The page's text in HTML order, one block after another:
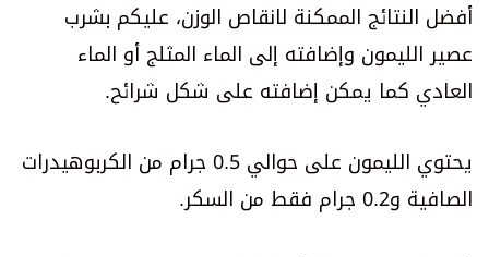
أفضل النتائج الممكنة لانقاص الوزن، عليكم بشرب
عصير الليمون وإضافته إلى الماء المثلج أو الماء
العادي كما يمكن إضافته على شكل شرائح.
يحتوي الليمون على حوالي 0.5 جرام من الكربوهيدرات
الصافية و0.2 جرام فقط من السكر.